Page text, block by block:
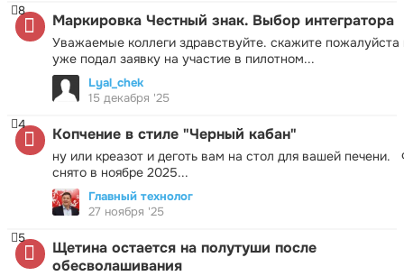
Маркировка Честный знак. Выбор интегратора
Уважаемые коллеги здравствуйте. скажите пожалуйста
уже подал заявку на участие в пилотном...
8
Lyal_chek
15 декабря '25
Копчение в стиле "Черный кабан"
ну или креазот и деготь вам на стол для вашей печени.
снято в ноябре 2025...
4
Главный технолог
27 ноября '25
Щетина остается на полутуши после
обесволашивания
5